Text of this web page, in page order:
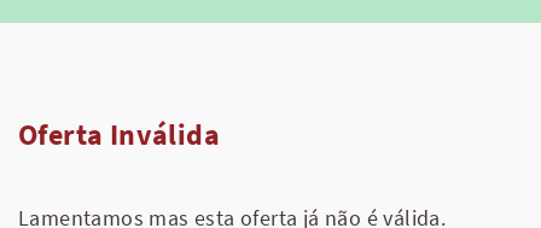
Oferta Inválida
Lamentamos mas esta oferta já não é válida.